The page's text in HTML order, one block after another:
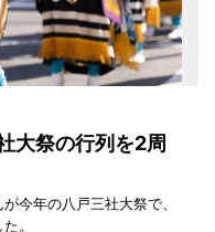
大祭の行列を2周
今年の八戸三社大祭で、
。